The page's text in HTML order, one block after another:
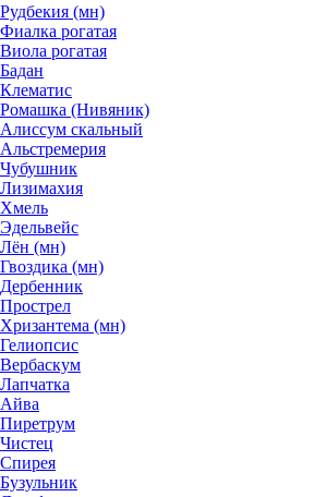
Рудбекия (мн)
Фиалка рогатая
Виола рогатая
Бадан
Клематис
Ромашка (Нивяник)
Алиссум скальный
Альстремерия
Чубушник
Лизимахия
Хмель
Эдельвейс
Лён (мн)
Гвоздика (мн)
Дербенник
Прострел
Хризантема (мн)
Гелиопсис
Вербаскум
Лапчатка
Айва
Пиретрум
Чистец
Спирея
Бузульник